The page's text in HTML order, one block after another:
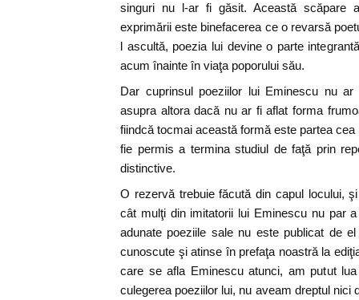
singuri nu l-ar fi găsit. Această scăpare
exprimării este binefacerea ce o revarsă
l ascultă, poezia lui devine o parte
acum înainte în viaţa poporului său.
Dar cuprinsul poeziilor lui Eminescu nu
asupra altora dacă nu ar fi aflat forma
fiindcă tocmai această formă este partea
fie permis a termina studiul de faţă prin
distinctive.
O rezervă trebuie făcută din capul locului,
cât mulţi din imitatorii lui Eminescu nu par
adunate poeziile sale nu este publicat de
cunoscute şi atinse în prefaţa noastră la
care se afla Eminescu atunci, am putut
culegerea poeziilor lui, nu aveam dreptul nici